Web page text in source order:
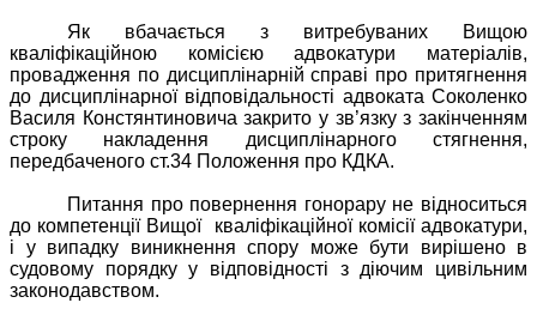
Як вбачається з витребуваних Вищою
кваліфікаційною комісією адвокатури матеріалів,
провадження по дисциплінарній справі про притягнення
до дисциплінарної відповідальності адвоката Соколенко
Василя Констянтиновича закрито у зв’язку з закінченням
строку накладення дисциплінарного стягнення,
передбаченого ст.34 Положення про КДКА.
Питання про повернення гонорару не відноситься
до компетенції Вищої
кваліфікаційної комісії адвокатури,
і у випадку виникнення спору може бути вирішено в
судовому порядку у відповідності з діючим цивільним
законодавством.